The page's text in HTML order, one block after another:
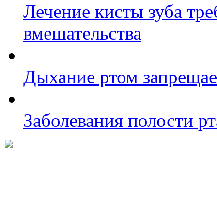
Лечение кисты зуба
вмешательства
Дыхание ртом
Заболевания полости